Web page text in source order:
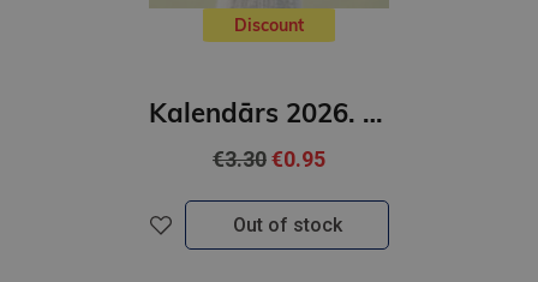
Discount
Kalendārs 2026. Jautrie dzīvnieki
€3.30€0.95
Out of stock